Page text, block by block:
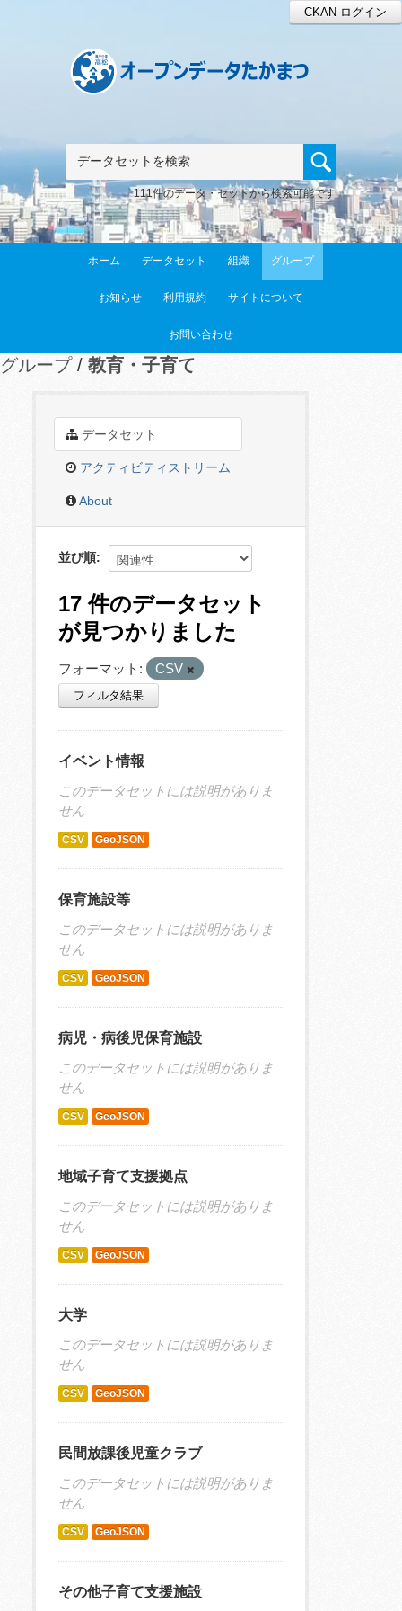
CKAN ログイン
111件のデータ・セットから検索可能です
ホーム データセット 組織 グループ
お知らせ 利用規約 サイトについて
お問い合わせ
グループ 教育・子育て
データセット
アクティビティストリーム
About
並び順
17 件のデータセット
が見つかりました
フォーマット: CSV
フィルタ結果
イベント情報
このデータセットには説明がありま
せん
CSV GeoJSON
保育施設等
このデータセットには説明がありま
せん
CSV GeoJSON
病児・病後児保育施設
このデータセットには説明がありま
せん
CSV GeoJSON
地域子育て支援拠点
このデータセットには説明がありま
せん
CSV GeoJSON
大学
このデータセットには説明がありま
せん
CSV GeoJSON
民間放課後児童クラブ
このデータセットには説明がありま
せん
CSV GeoJSON
その他子育て支援施設